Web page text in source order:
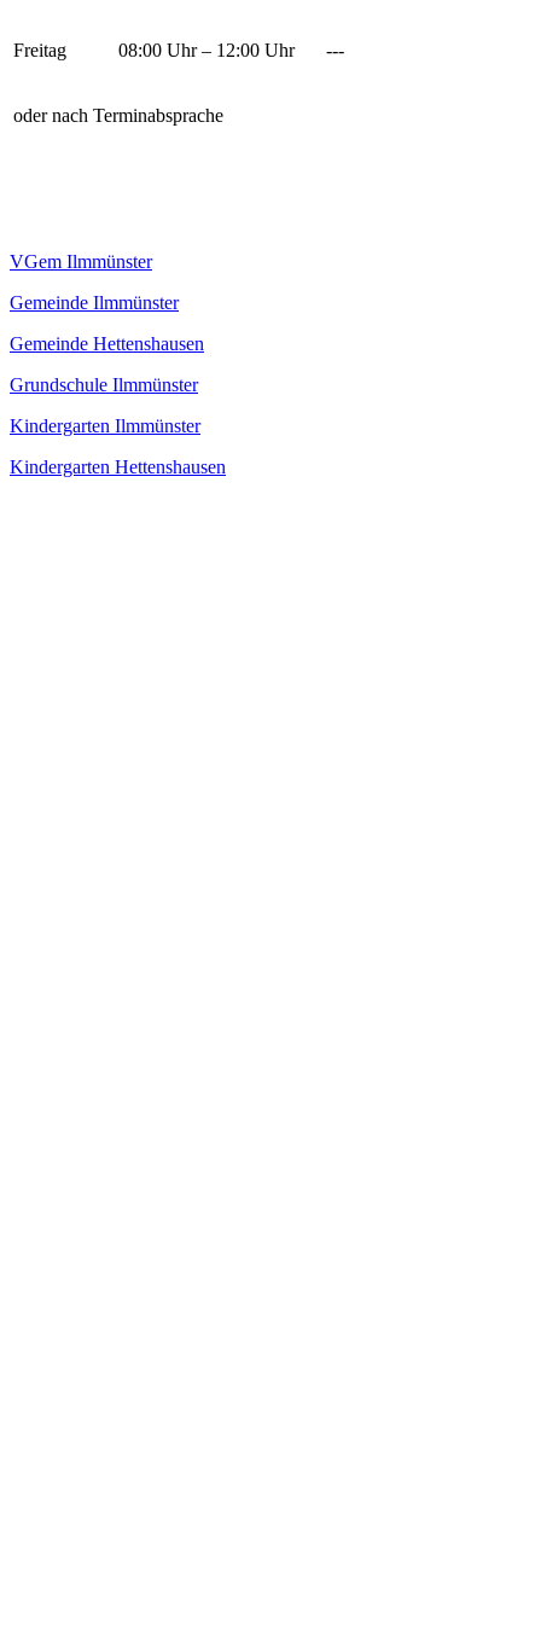
Freitag 08:00 Uhr – 12:00 Uhr ---
oder nach Terminabsprache
VGem Ilmmünster
Gemeinde Ilmmünster
Gemeinde Hettenshausen
Grundschule Ilmmünster
Kindergarten Ilmmünster
Kindergarten Hettenshausen